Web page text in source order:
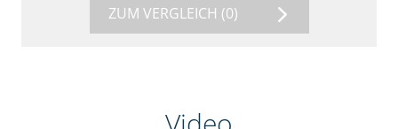
ZUM VERGLEICH (0)